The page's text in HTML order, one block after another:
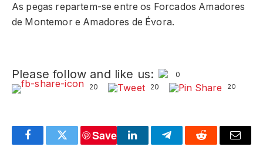
As pegas repartem-se entre os Forcados Amadores
de Montemor e Amadores de Évora.
Please follow and like us:
0
20
20 20
FacebookTwitter
Save
LinkedInTelegramReddit Email